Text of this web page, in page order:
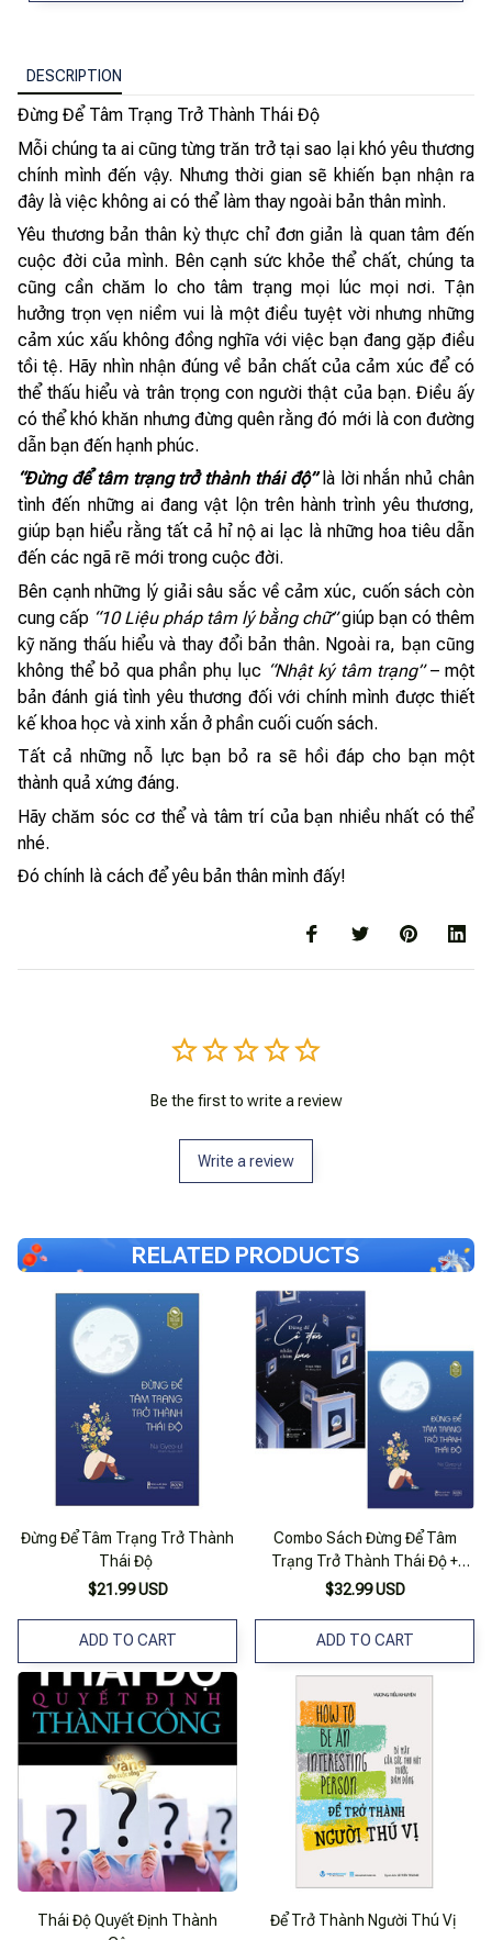
DESCRIPTION
Đừng Để Tâm Trạng Trở Thành Thái Độ
Mỗi chúng ta ai cũng từng trăn trở tại sao lại khó yêu thương
chính mình đến vậy. Nhưng thời gian sẽ khiến bạn nhận ra
đây là việc không ai có thể làm thay ngoài bản thân mình.
Yêu thương bản thân kỳ thực chỉ đơn giản là quan tâm đến
cuộc đời của mình. Bên cạnh sức khỏe thể chất, chúng ta
cũng cần chăm lo cho tâm trạng mọi lúc mọi nơi. Tận
hưởng trọn vẹn niềm vui là một điều tuyệt vời nhưng những
cảm xúc xấu không đồng nghĩa với việc bạn đang gặp điều
tồi tệ. Hãy nhìn nhận đúng về bản chất của cảm xúc để có
thể thấu hiểu và trân trọng con người thật của bạn. Điều ấy
có thể khó khăn nhưng đừng quên rằng đó mới là con đường
dẫn bạn đến hạnh phúc.
“Đừng để tâm trạng trở thành thái độ”là lời nhắn nhủ chân
tình đến những ai đang vật lộn trên hành trình yêu thương,
giúp bạn hiểu rằng tất cả hỉ nộ ai lạc là những hoa tiêu dẫn
đến các ngã rẽ mới trong cuộc đời.
Bên cạnh những lý giải sâu sắc về cảm xúc, cuốn sách còn
cung cấp “10 Liệu pháp tâm lý bằng chữ”giúp bạn có thêm
kỹ năng thấu hiểu và thay đổi bản thân. Ngoài ra, bạn cũng
không thể bỏ qua phần phụ lục “Nhật ký tâm trạng”– một
bản đánh giá tình yêu thương đối với chính mình được thiết
kế khoa học và xinh xắn ở phần cuối cuốn sách.
Tất cả những nỗ lực bạn bỏ ra sẽ hồi đáp cho bạn một
thành quả xứng đáng.
Hãy chăm sóc cơ thể và tâm trí của bạn nhiều nhất có thể
nhé.
Đó chính là cách để yêu bản thân mình đấy!
Be the first to write a review
Write a review
RELATED PRODUCTS
Đừng Để Tâm Trạng Trở Thành
Thái Độ
$21.99 USD
ADD TO CART
Combo Sách Đừng Để Tâm
Trạng Trở Thành Thái Độ +
Đừng Để Cô Đơn Nhấn Chìm Bạn
$32.99 USD
ADD TO CART
Thái Độ Quyết Định Thành
Để Trở Thành Người Thú Vị